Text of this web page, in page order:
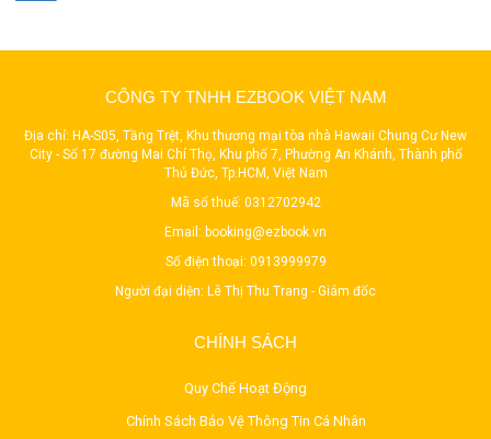
CÔNG TY TNHH EZBOOK VIỆT NAM
Địa chỉ: HA-S05, Tầng Trệt, Khu thương mại tòa nhà Hawaii Chung Cư New
City - Số 17 đường Mai Chí Thọ, Khu phố 7, Phường An Khánh, Thành phố
Thủ Đức, Tp.HCM, Việt Nam
Mã số thuế: 0312702942
Email: booking@ezbook.vn
Số điện thoại: 0913999979
Người đại diện: Lê Thị Thu Trang - Giám đốc
CHÍNH SÁCH
Quy Chế Hoạt Động
Chính Sách Bảo Vệ Thông Tin Cá Nhân